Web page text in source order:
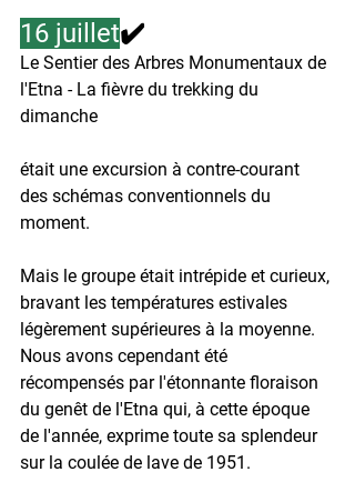
16 juillet✔️
Le Sentier des Arbres Monumentaux de
l'Etna - La fièvre du trekking du
dimanche
était une excursion à contre-courant
des schémas conventionnels du
moment.
Mais le groupe était intrépide et curieux,
bravant les températures estivales
légèrement supérieures à la moyenne.
Nous avons cependant été
récompensés par l'étonnante floraison
du genêt de l'Etna qui, à cette époque
de l'année, exprime toute sa splendeur
sur la coulée de lave de 1951.